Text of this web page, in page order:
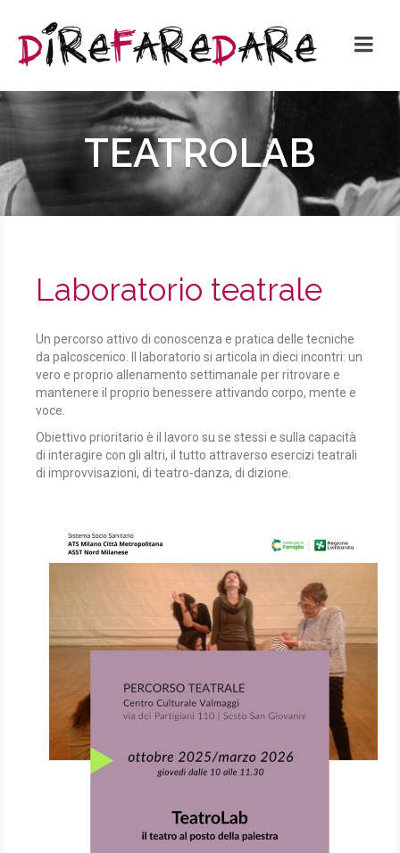
TEATROLAB
Laboratorio teatrale
Un percorso attivo di conoscenza e pratica delle tecniche
da palcoscenico. Il laboratorio si articola in dieci incontri: un
vero e proprio allenamento settimanale per ritrovare e
mantenere il proprio benessere attivando corpo, mente e
voce.
Obiettivo prioritario è il lavoro su se stessi e sulla capacità
di interagire con gli altri, il tutto attraverso esercizi teatrali
di improvvisazioni, di teatro-danza, di dizione.